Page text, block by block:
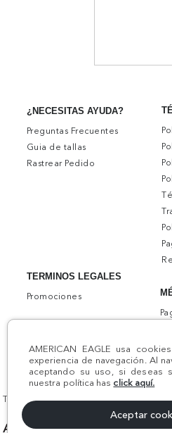
AMERICAN EAGLE usa
experiencia de navegación. Al
aceptando su uso, si deseas
nuestra política has click aquí.
Aceptar
¿NECESITAS AYUDA?
Preguntas Frecuentes
Guia de tallas
Rastrear Pedido
TERMINOS LEGALES
Promociones
Todos los derechos reservados AE